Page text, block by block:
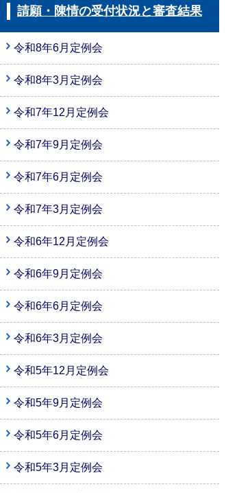
請願・陳情の受付状況と審査結果
令和8年6月定例会
令和8年3月定例会
令和7年12月定例会
令和7年9月定例会
令和7年6月定例会
令和7年3月定例会
令和6年12月定例会
令和6年9月定例会
令和6年6月定例会
令和6年3月定例会
令和5年12月定例会
令和5年9月定例会
令和5年6月定例会
令和5年3月定例会